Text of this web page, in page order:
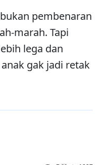
pembenaran
marah. Tapi
lega dan
gak jadi retak